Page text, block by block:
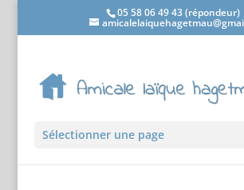
05 58 06 49 43 (répondeur)
Sélectionner une page